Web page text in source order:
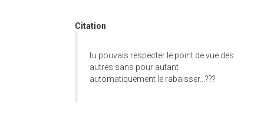
Citation
tu pouvais respecter le point de vue des
autres sans pour autant
automatiquement le rabaisser...???